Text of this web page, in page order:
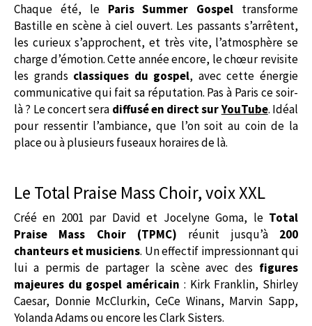
Chaque été, le Paris Summer Gospel transforme
Bastille en scène à ciel ouvert. Les passants s’arrêtent,
les curieux s’approchent, et très vite, l’atmosphère se
charge d’émotion. Cette année encore, le chœur revisite
les grands classiques du gospel, avec cette énergie
communicative qui fait sa réputation. Pas à Paris ce soir-
là ? Le concert sera diffusé en direct surYouTube. Idéal
pour ressentir l’ambiance, que l’on soit au coin de la
place ou à plusieurs fuseaux horaires de là.
Le Total Praise Mass Choir, voix XXL
Créé en 2001 par David et Jocelyne Goma, le Total
Praise Mass Choir (TPMC) réunit jusqu’à 200
chanteurs et musiciens. Un effectif impressionnant qui
lui a permis de partager la scène avec des figures
majeures du gospel américain : Kirk Franklin, Shirley
Caesar, Donnie McClurkin, CeCe Winans, Marvin Sapp,
Yolanda Adams ou encore les Clark Sisters.